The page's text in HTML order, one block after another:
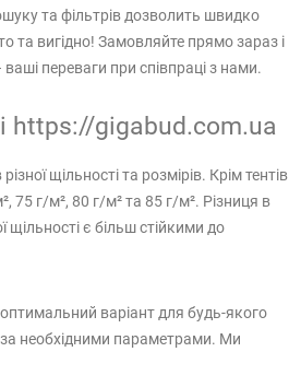
та фільтрів дозволить швидко
та вигідно! Замовляйте прямо зараз і
переваги при співпраці з нами.
https://gigabud.com.ua
щільності та розмірів. Крім тентів
75 г/м², 80 г/м² та 85 г/м². Різниця в
щільності є більш стійкими до
варіант для будь-якого
необхідними параметрами. Ми